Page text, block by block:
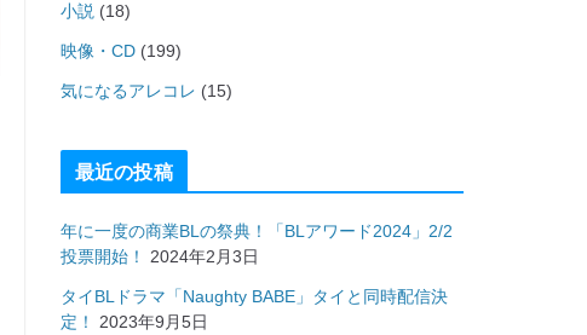
小説 (18)
映像・CD (199)
気になるアレコレ (15)
最近の投稿
年に一度の商業BLの祭典！「BLアワード2024」2/2
投票開始！
2024年2月3日
タイBLドラマ「Naughty BABE」タイと同時配信決
定！
2023年9月5日